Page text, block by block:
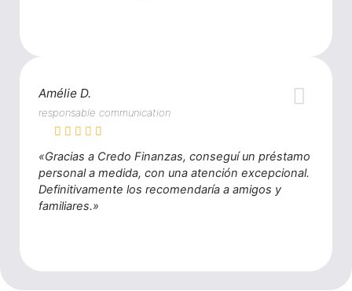
Amélie D.
responsable communication
«Gracias a Credo Finanzas, conseguí un préstamo
personal a medida, con una atención excepcional.
Definitivamente los recomendaría a amigos y
familiares.»